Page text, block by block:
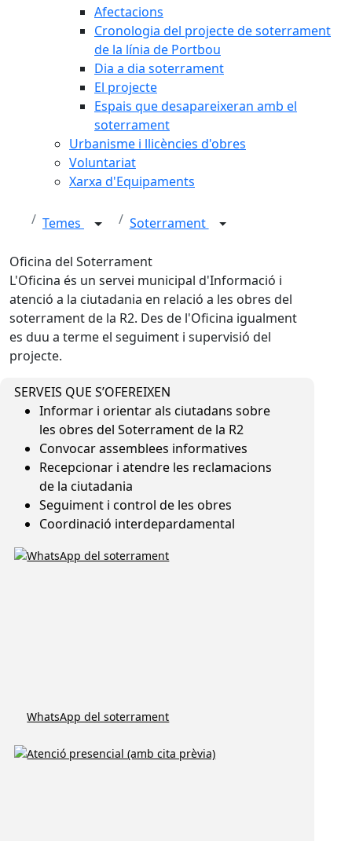
Afectacions
Cronologia del projecte de soterrament
de la línia de Portbou
Dia a dia soterrament
El projecte
Espais que desapareixeran amb el
soterrament
Urbanisme i llicències d'obres
Voluntariat
Xarxa d'Equipaments
Temes Soterrament
Oficina del Soterrament
L'Oficina és un servei municipal d'Informació i
atenció a la ciutadania en relació a les obres del
soterrament de la R2. Des de l'Oficina igualment
es duu a terme el seguiment i supervisió del
projecte.
SERVEIS QUE S’OFEREIXEN
Informar i orientar als ciutadans sobre
les obres del Soterrament de la R2
Convocar assemblees informatives
Recepcionar i atendre les reclamacions
de la ciutadania
Seguiment i control de les obres
Coordinació interdepardamental
WhatsApp del soterrament